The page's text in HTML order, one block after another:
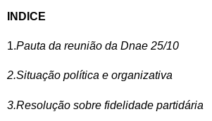
INDICE
1.Pauta da reunião da Dnae 25/10
2.Situação política e organizativa
3.Resolução sobre fidelidade partidária